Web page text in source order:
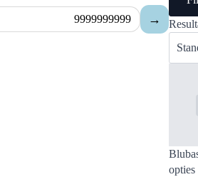
→
opties